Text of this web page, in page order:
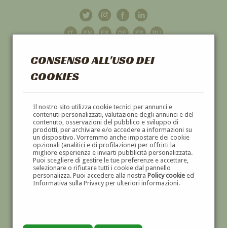
CONSENSO ALL'USO DEI
COOKIES
Il nostro sito utilizza cookie tecnici per annunci e
contenuti personalizzati, valutazione degli annunci e del
contenuto, osservazioni del pubblico e sviluppo di
prodotti, per archiviare e/o accedere a informazioni su
un dispositivo. Vorremmo anche impostare dei cookie
opzionali (analitici e di profilazione) per offrirti la
migliore esperienza e inviarti pubblicità personalizzata.
Puoi scegliere di gestire le tue preferenze e accettare,
selezionare o rifiutare tutti i cookie dal pannello
personalizza. Puoi accedere alla nostra Policy cookieed
Informativa sulla Privacy per ulteriori informazioni.
GALLERIAD'ARTE
DIPINTI E SCULTURE '800 E '900